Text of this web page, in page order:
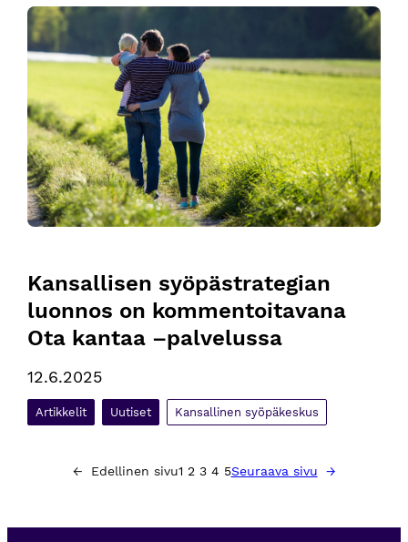
Kansallisen syöpästrategian luonnos on kommentoitavana
Kansallisen syöpästrategian
luonnos on kommentoitavana
Ota kantaa –palvelussa
12.6.2025
Artikkelit Uutiset Kansallinen syöpäkeskus
← Edellinen sivu1 2 3 4 5Seuraava sivu →